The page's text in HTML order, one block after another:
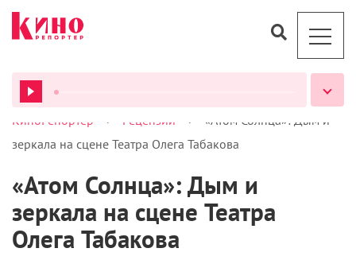
ВСЕ ПОДКАСТЫ
КиноРепортер > Рецензии >
«Атом Солнца»: Дым и
зеркала на сцене Театра Олега Табакова
«Атом Солнца»: Дым и
зеркала на сцене Театра
Олега Табакова